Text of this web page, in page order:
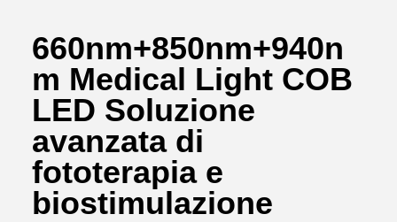
660nm+850nm+940n
m Medical Light COB
LED Soluzione
avanzata di
fototerapia e
biostimulazione